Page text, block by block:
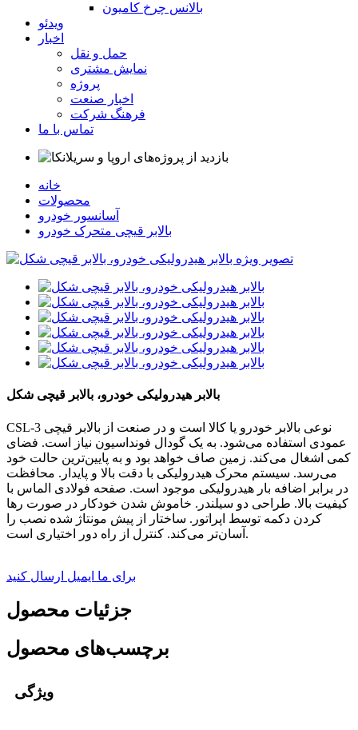
بالانس چرخ کامیون
ویدئو
اخبار
حمل و نقل
نمایش مشتری
پروژه
اخبار صنعت
فرهنگ شرکت
تماس با ما
خانه
محصولات
آسانسور خودرو
بالابر قیچی متحرک خودرو
بالابر هیدرولیکی خودرو، بالابر قیچی شکل
CSL-3 نوعی بالابر خودرو یا کالا است و در صنعت از بالابر قیچی
عمودی استفاده می‌شود. به یک گودال فونداسیون نیاز است. فضای
کمی اشغال می‌کند. زمین صاف خواهد بود و به پایین‌ترین حالت خود
می‌رسد. سیستم محرک هیدرولیکی با دقت بالا و پایدار. محافظت
در برابر اضافه بار هیدرولیکی موجود است. صفحه فولادی الماس با
کیفیت بالا. طراحی دو سیلندر. خاموش شدن خودکار در صورت رها
کردن دکمه توسط اپراتور. ساختار از پیش مونتاژ شده نصب را
آسان‌تر می‌کند. کنترل از راه دور اختیاری است.
برای ما ایمیل ارسال کنید
جزئیات محصول
برچسب‌های محصول
ویژگی